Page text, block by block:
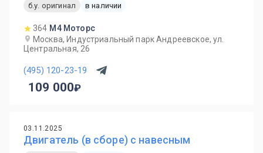
б.у. оригинал в наличии
364 М4 Моторс
Москва, Индустриальный парк Андреевское, ул.
Центральная, 26
(495) 120-23-19
109 000
03.11.2025
Двигатель (в сборе) с навесным